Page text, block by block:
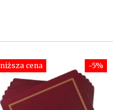
-5%
niższa cena